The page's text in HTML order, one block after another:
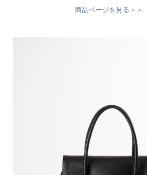
商品ページを見る＞＞